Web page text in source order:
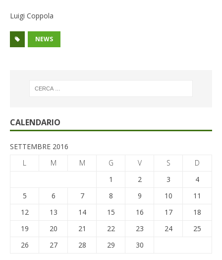
Luigi Coppola
NEWS
CALENDARIO
SETTEMBRE 2016
L
M M G V S
D
1
2 3
4
5
6 7 8 9 10
11
12
13 14 15 16 17
18
19
20 21 22 23 24
25
26
27 28 29 30